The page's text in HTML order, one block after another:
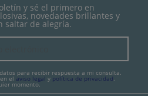
y sé el primero en
novedades brillantes y
saltar de alegría.
para recibir respuesta a mi consulta.
el aviso legal y política de privacidad.
momento.